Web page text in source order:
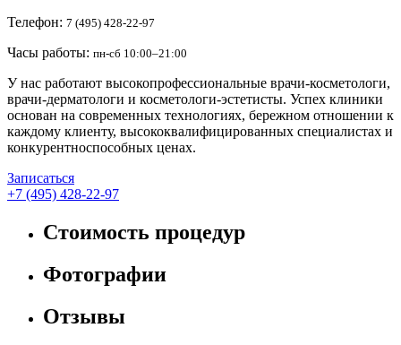
Телефон: 7 (495) 428-22-97
Часы работы: пн-сб 10:00–21:00
У нас работают высокопрофессиональные врачи-косметологи,
врачи-дерматологи и косметологи-эстетисты. Успех клиники
основан на современных технологиях, бережном отношении к
каждому клиенту, высококвалифицированных специалистах и
конкурентноспособных ценах.
Записаться
+7 (495) 428-22-97
Стоимость процедур
Фотографии
Отзывы